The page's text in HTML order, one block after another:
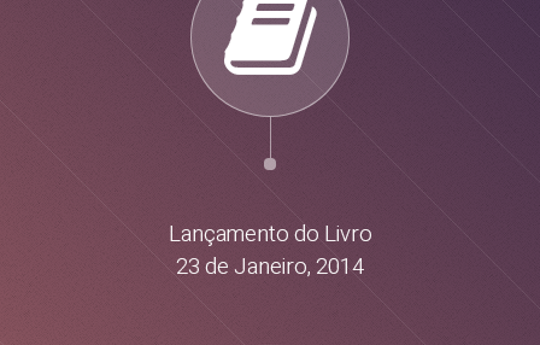
Lançamento do Livro
23 de Janeiro, 2014